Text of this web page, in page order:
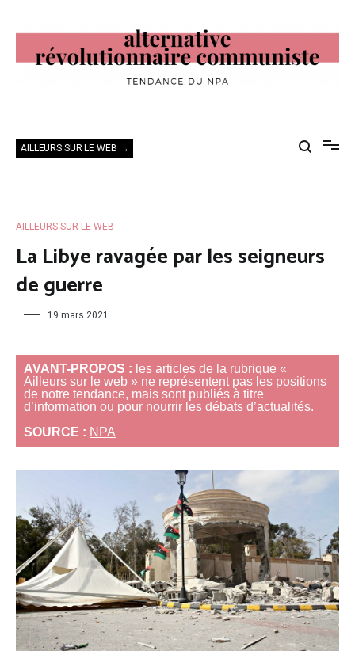
contenu
AILLEURS SUR LE WEB →
AILLEURS SUR LE WEB
La Libye ravagée par les seigneurs
de guerre
19 mars 2021
AVANT-PROPOS : les articles de la rubrique «
Ailleurs sur le web » ne représentent pas les positions
de notre tendance, mais sont publiés à titre
d’information ou pour nourrir les débats d’actualités.
SOURCE : NPA